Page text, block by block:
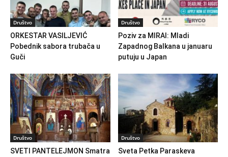
Društvo
ORKESTAR VASILJEVIĆ
Pobednik sabora trubača u
Guči
Društvo
Poziv za MIRAI: Mladi
Zapadnog Balkana u januaru
putuju u Japan
Društvo
SVETI PANTELEJMON Smatra
Društvo
Sveta Petka Paraskeva